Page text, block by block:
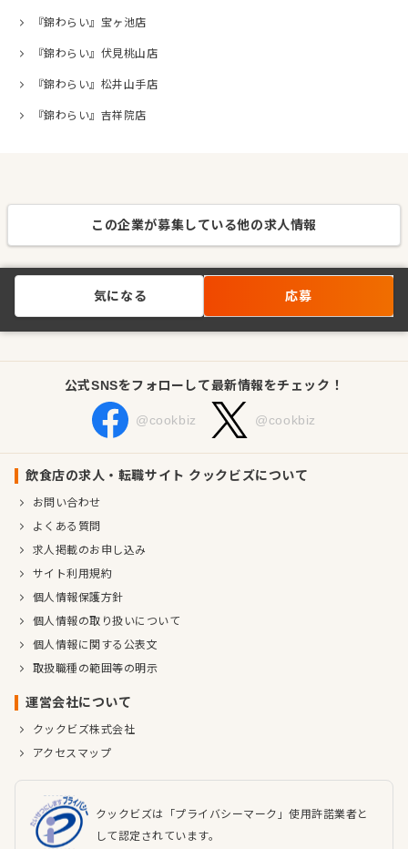
『錦わらい』宝ヶ池店
『錦わらい』伏見桃山店
『錦わらい』松井山手店
『錦わらい』吉祥院店
この企業が募集している他の求人情報
気になる 応募
公式SNSをフォローして最新情報をチェック！
@cookbiz @cookbiz
飲食店の求人・転職サイト クックビズについて
お問い合わせ
よくある質問
求人掲載のお申し込み
サイト利用規約
個人情報保護方針
個人情報の取り扱いについて
個人情報に関する公表文
取扱職種の範囲等の明示
運営会社について
クックビズ株式会社
アクセスマップ
クックビズは「プライバシーマーク」使用許諾業者と
して認定されています。